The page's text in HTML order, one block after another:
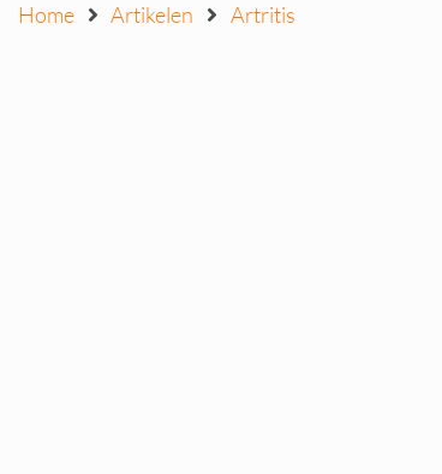
Home Artikelen Artritis